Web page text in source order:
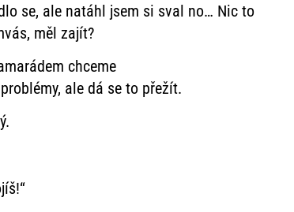
se, ale natáhl jsem si sval no… Nic to
měl zajít?
chceme
ale dá se to přežít.